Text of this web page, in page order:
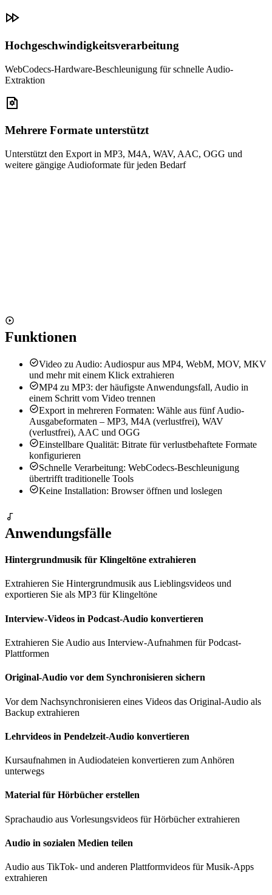
Hochgeschwindigkeitsverarbeitung
WebCodecs-Hardware-Beschleunigung für schnelle Audio-
Extraktion
Mehrere Formate unterstützt
Unterstützt den Export in MP3, M4A, WAV, AAC, OGG und
weitere gängige Audioformate für jeden Bedarf
Unterstützt MP4, WebM, MOV, MKV, AVI und weitere Formate
Funktionen
Video zu Audio: Audiospur aus MP4, WebM, MOV, MKV
und mehr mit einem Klick extrahieren
MP4 zu MP3: der häufigste Anwendungsfall, Audio in
einem Schritt vom Video trennen
Export in mehreren Formaten: Wähle aus fünf Audio-
Ausgabeformaten – MP3, M4A (verlustfrei), WAV
(verlustfrei), AAC und OGG
Einstellbare Qualität: Bitrate für verlustbehaftete Formate
konfigurieren
Schnelle Verarbeitung: WebCodecs-Beschleunigung
übertrifft traditionelle Tools
Keine Installation: Browser öffnen und loslegen
Anwendungsfälle
Hintergrundmusik für Klingeltöne extrahieren
Extrahieren Sie Hintergrundmusik aus Lieblingsvideos und
exportieren Sie als MP3 für Klingeltöne
Interview-Videos in Podcast-Audio konvertieren
Extrahieren Sie Audio aus Interview-Aufnahmen für Podcast-
Plattformen
Original-Audio vor dem Synchronisieren sichern
Vor dem Nachsynchronisieren eines Videos das Original-Audio als
Backup extrahieren
Lehrvideos in Pendelzeit-Audio konvertieren
Kursaufnahmen in Audiodateien konvertieren zum Anhören
unterwegs
Material für Hörbücher erstellen
Sprachaudio aus Vorlesungsvideos für Hörbücher extrahieren
Audio in sozialen Medien teilen
Audio aus TikTok- und anderen Plattformvideos für Musik-Apps
extrahieren